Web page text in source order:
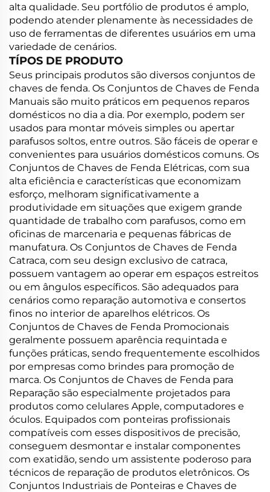
alta qualidade. Seu portfólio de produtos é amplo,
podendo atender plenamente às necessidades de
uso de ferramentas de diferentes usuários em uma
variedade de cenários.
TÍPOS DE PRODUTO
Seus principais produtos são diversos conjuntos de
chaves de fenda. Os Conjuntos de Chaves de Fenda
Manuais são muito práticos em pequenos reparos
domésticos no dia a dia. Por exemplo, podem ser
usados para montar móveis simples ou apertar
parafusos soltos, entre outros. São fáceis de operar e
convenientes para usuários domésticos comuns. Os
Conjuntos de Chaves de Fenda Elétricas, com sua
alta eficiência e características que economizam
esforço, melhoram significativamente a
produtividade em situações que exigem grande
quantidade de trabalho com parafusos, como em
oficinas de marcenaria e pequenas fábricas de
manufatura. Os Conjuntos de Chaves de Fenda
Catraca, com seu design exclusivo de catraca,
possuem vantagem ao operar em espaços estreitos
ou em ângulos específicos. São adequados para
cenários como reparação automotiva e consertos
finos no interior de aparelhos elétricos. Os
Conjuntos de Chaves de Fenda Promocionais
geralmente possuem aparência requintada e
funções práticas, sendo frequentemente escolhidos
por empresas como brindes para promoção de
marca. Os Conjuntos de Chaves de Fenda para
Reparação são especialmente projetados para
produtos como celulares Apple, computadores e
óculos. Equipados com ponteiras profissionais
compatíveis com esses dispositivos de precisão,
conseguem desmontar e instalar componentes
com exatidão, sendo um assistente poderoso para
técnicos de reparação de produtos eletrônicos. Os
Conjuntos Industriais de Ponteiras e Chaves de